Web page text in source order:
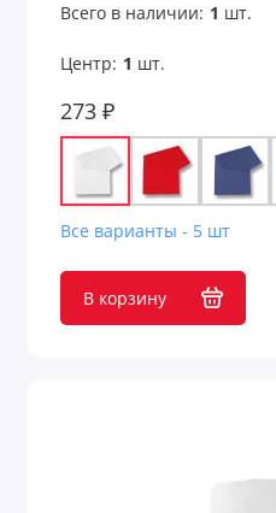
Всего в наличии: 1 шт.
Центр: 1 шт.
273 ₽
Все варианты - 5 шт
В корзину